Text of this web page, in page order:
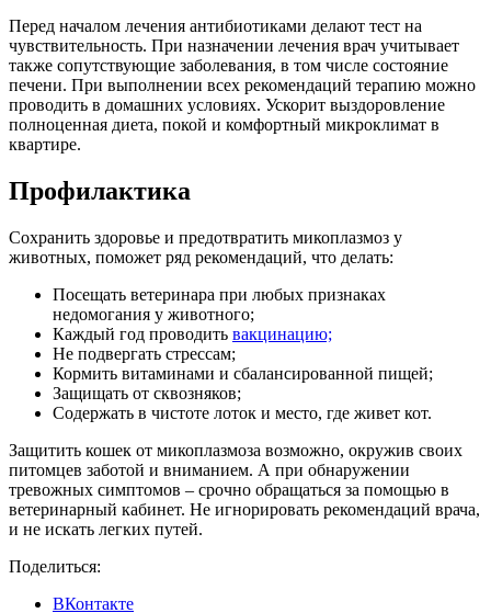
Перед началом лечения антибиотиками делают тест на
чувствительность. При назначении лечения врач учитывает
также сопутствующие заболевания, в том числе состояние
печени. При выполнении всех рекомендаций терапию можно
проводить в домашних условиях. Ускорит выздоровление
полноценная диета, покой и комфортный микроклимат в
квартире.
Профилактика
Сохранить здоровье и предотвратить микоплазмоз у
животных, поможет ряд рекомендаций, что делать:
Посещать ветеринара при любых признаках
недомогания у животного;
Каждый год проводить вакцинацию;
Не подвергать стрессам;
Кормить витаминами и сбалансированной пищей;
Защищать от сквозняков;
Содержать в чистоте лоток и место, где живет кот.
Защитить кошек от микоплазмоза возможно, окружив своих
питомцев заботой и вниманием. А при обнаружении
тревожных симптомов – срочно обращаться за помощью в
ветеринарный кабинет. Не игнорировать рекомендаций врача,
и не искать легких путей.
Поделиться:
ВКонтакте